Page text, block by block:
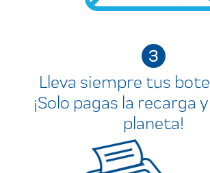
3
Lleva siempre tus
¡Solo pagas la recarga
planeta!